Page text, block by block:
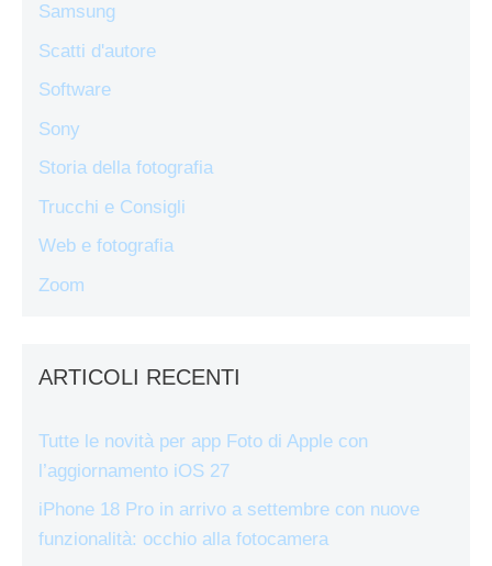
Samsung
Scatti d'autore
Software
Sony
Storia della fotografia
Trucchi e Consigli
Web e fotografia
Zoom
ARTICOLI RECENTI
Tutte le novità per app Foto di Apple con
l’aggiornamento iOS 27
iPhone 18 Pro in arrivo a settembre con nuove
funzionalità: occhio alla fotocamera